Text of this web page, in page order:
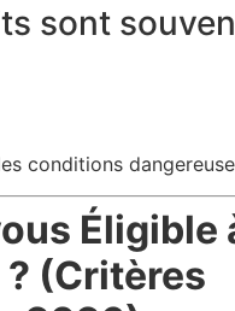
sont
conditions
Éligible
(Critères